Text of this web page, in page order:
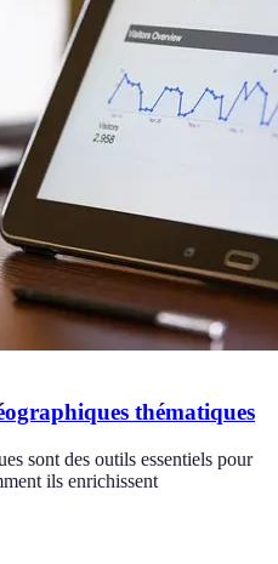
thématiques
sont des outils essentiels pour
ils enrichissent